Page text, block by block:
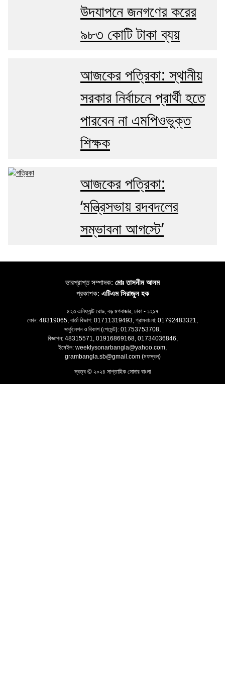
উদযাপনে জনগণের করের
৯৮৩ কোটি টাকা ব্যয়
আজকের পত্রিকা: স্থানীয়
সরকার নির্বাচনে প্রার্থী হতে
পারবেন না এমপিওভুক্ত
শিক্ষক
আজকের পত্রিকা:
‘মন্ত্রিসভায় রদবদলের
সম্ভাবনা আগস্টে’
ভারপ্রাপ্ত সম্পাদক: মোঃ তাসনীম আলম
প্রকাশক: এটিএম সিরাজুল হক
৪২৩ এলিফ্যান্ট রোড, বড় মগবাজার, ঢাকা - ১২১৭
ফোন: 48319065, বার্তা বিভাগ: 01711319493, গ্রামবাংলা: 01792483321,
সার্কুলেশন ও বিকাশ (পেমেন্ট): 01753753708,
বিজ্ঞাপন: 48315571, 01916869168, 01734036846,
ইমেইল: weeklysonarbangla@yahoo.com,
grambangla.sb@gmail.com (মফস্বল)
স্বত্ব © ২০২৪ সাপ্তাহিক সোনার বাংলা